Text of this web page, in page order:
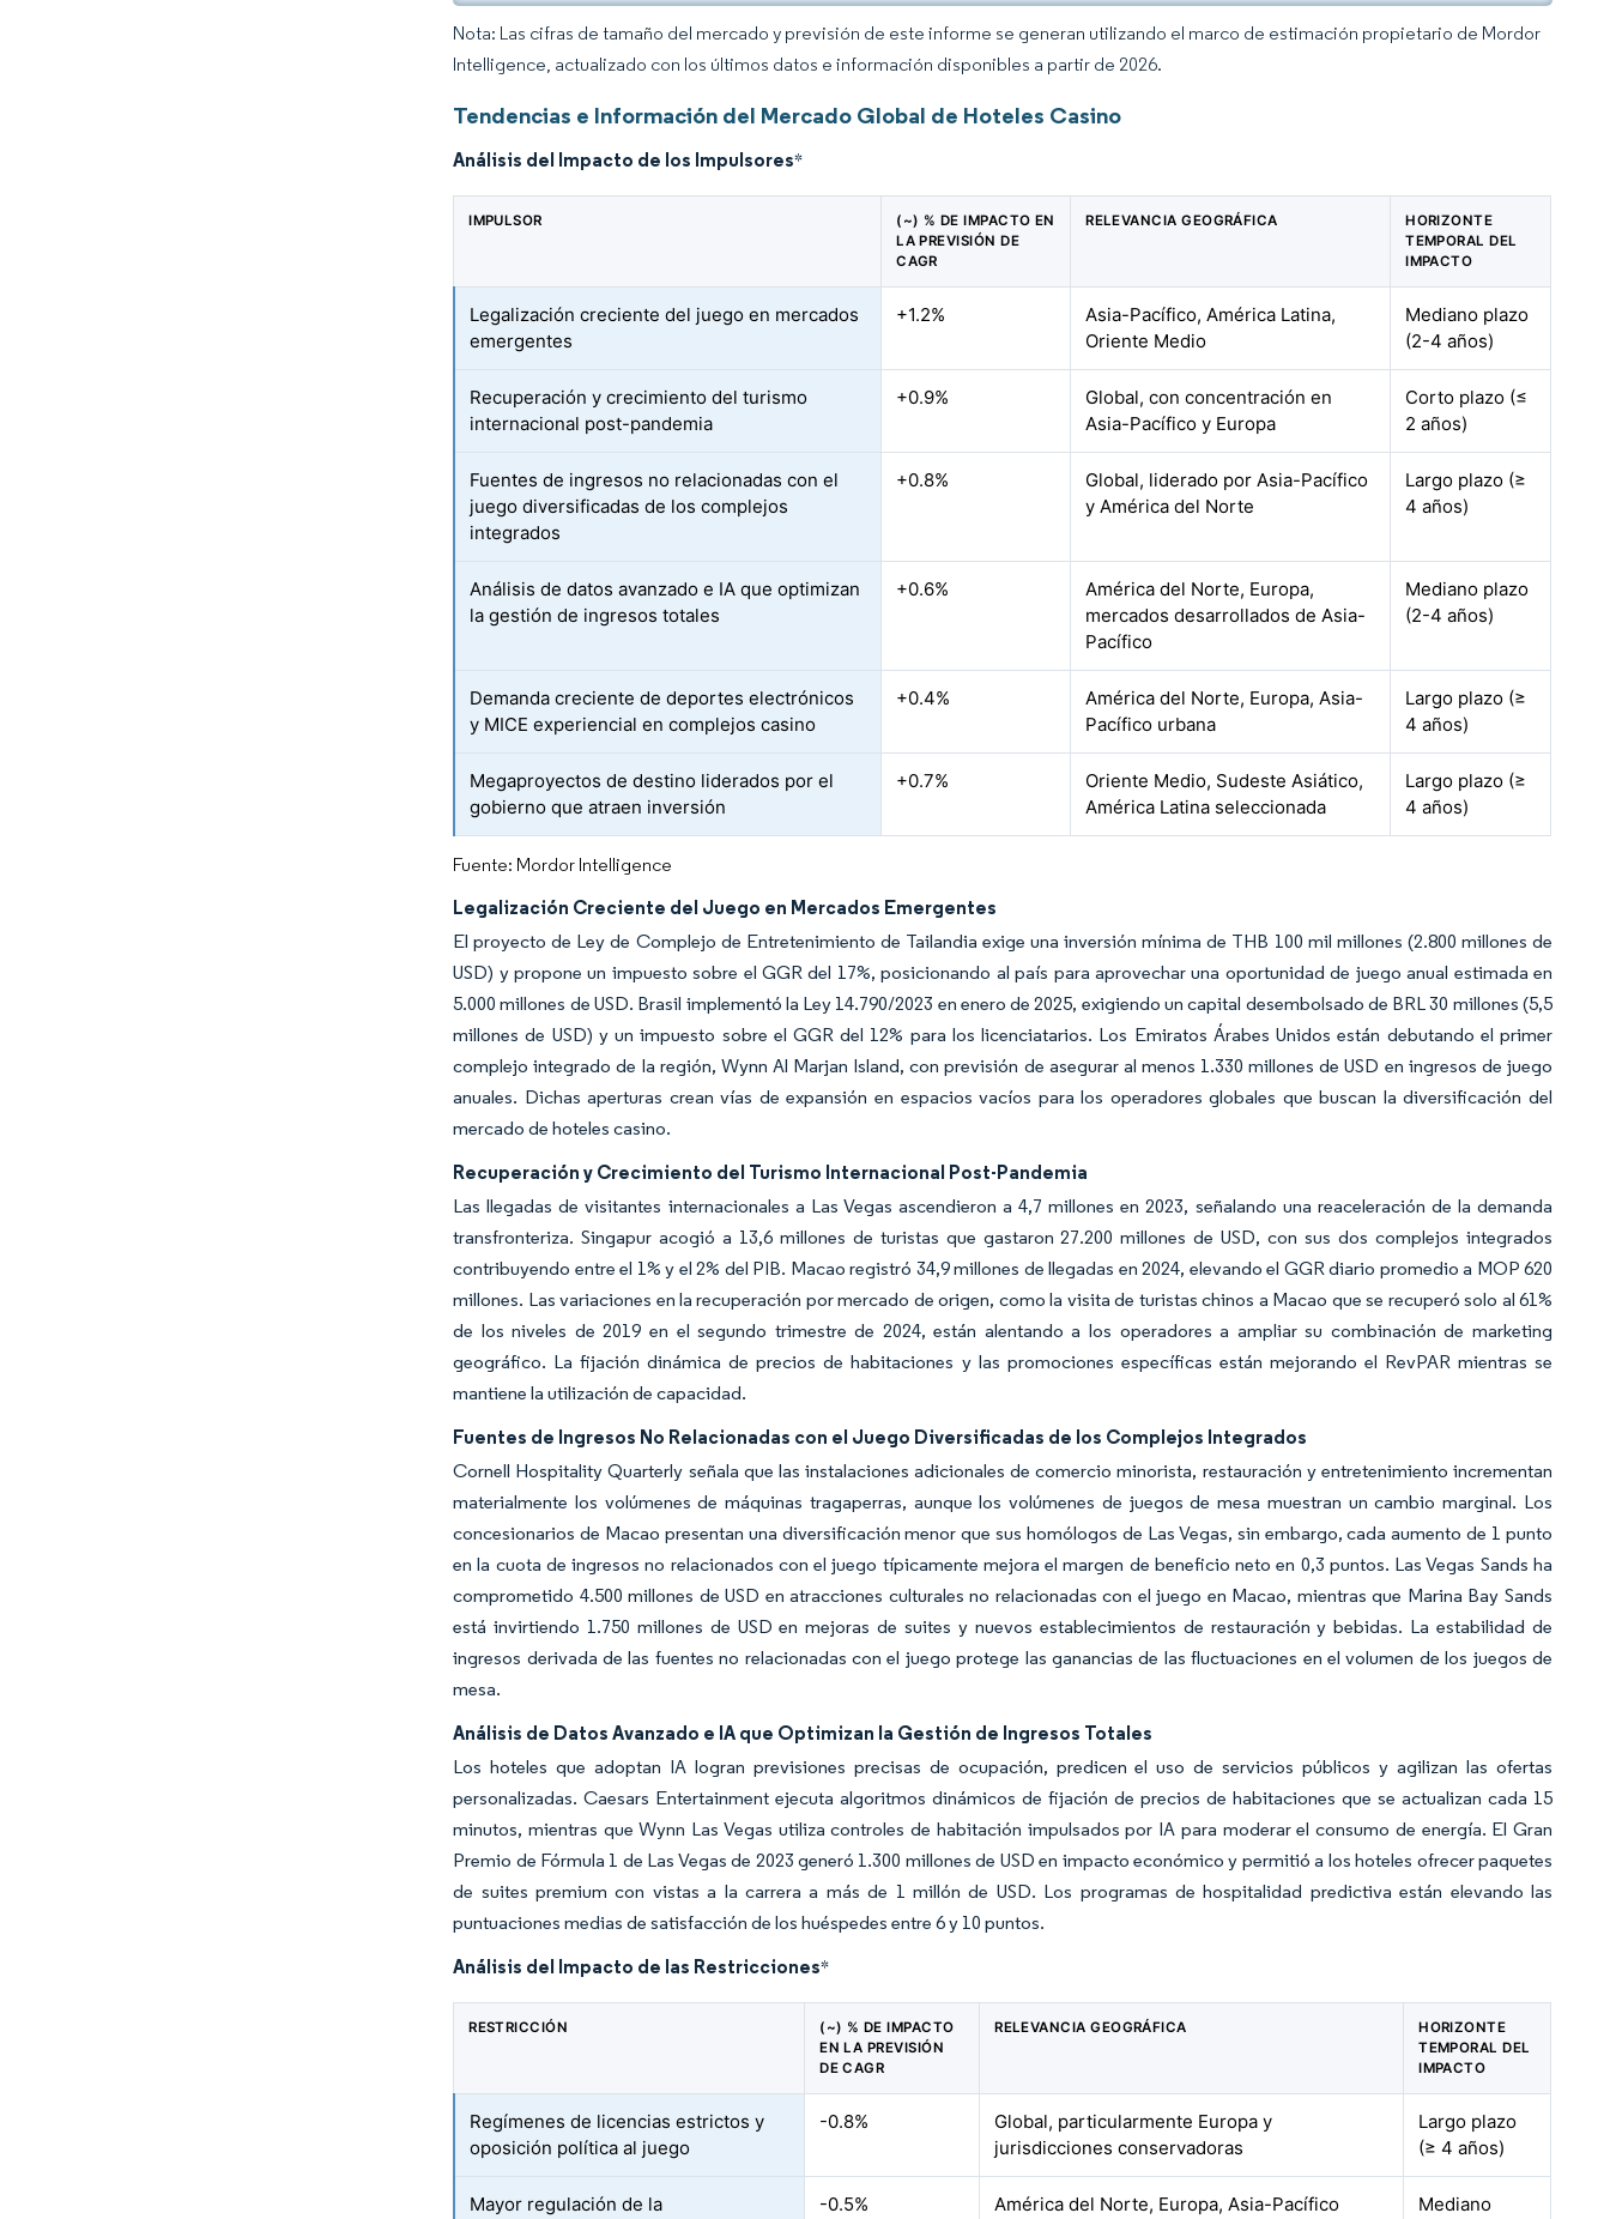
Nota: Las cifras de tamaño del mercado y previsión de este informe se generan utilizando el marco de estimación propietario de Mordor
Intelligence, actualizado con los últimos datos e información disponibles a partir de 2026.
Tendencias e Información del Mercado Global de Hoteles Casino
Análisis del Impacto de los Impulsores*
IMPULSOR
(~) % DE IMPACTO EN
LA PREVISIÓN DE
CAGR
RELEVANCIA GEOGRÁFICA
HORIZONTE
TEMPORAL DEL
IMPACTO
Legalización creciente del juego en mercados
emergentes
+1.2%
Asia-Pacífico, América Latina,
Oriente Medio
Mediano plazo
(2-4 años)
Recuperación y crecimiento del turismo
internacional post-pandemia
+0.9%
Global, con concentración en
Asia-Pacífico y Europa
Corto plazo (≤
2 años)
Fuentes de ingresos no relacionadas con el
juego diversificadas de los complejos
integrados
+0.8%
Global, liderado por Asia-Pacífico
y América del Norte
Largo plazo (≥
4 años)
Análisis de datos avanzado e IA que optimizan
la gestión de ingresos totales
+0.6%
América del Norte, Europa,
mercados desarrollados de Asia-
Pacífico
Mediano plazo
(2-4 años)
Demanda creciente de deportes electrónicos
y MICE experiencial en complejos casino
+0.4%
América del Norte, Europa, Asia-
Pacífico urbana
Largo plazo (≥
4 años)
Megaproyectos de destino liderados por el
gobierno que atraen inversión
+0.7%
Oriente Medio, Sudeste Asiático,
América Latina seleccionada
Largo plazo (≥
4 años)
Fuente: Mordor Intelligence
Legalización Creciente del Juego en Mercados Emergentes
El proyecto de Ley de Complejo de Entretenimiento de Tailandia exige una inversión mínima de THB 100 mil millones (2.800 millones de
USD) y propone un impuesto sobre el GGR del 17%, posicionando al país para aprovechar una oportunidad de juego anual estimada en
5.000 millones de USD. Brasil implementó la Ley 14.790/2023 en enero de 2025, exigiendo un capital desembolsado de BRL 30 millones (5,5
millones de USD) y un impuesto sobre el GGR del 12% para los licenciatarios. Los Emiratos Árabes Unidos están debutando el primer
complejo integrado de la región, Wynn Al Marjan Island, con previsión de asegurar al menos 1.330 millones de USD en ingresos de juego
anuales. Dichas aperturas crean vías de expansión en espacios vacíos para los operadores globales que buscan la diversificación del
mercado de hoteles casino.
Recuperación y Crecimiento del Turismo Internacional Post-Pandemia
Las llegadas de visitantes internacionales a Las Vegas ascendieron a 4,7 millones en 2023, señalando una reaceleración de la demanda
transfronteriza. Singapur acogió a 13,6 millones de turistas que gastaron 27.200 millones de USD, con sus dos complejos integrados
contribuyendo entre el 1% y el 2% del PIB. Macao registró 34,9 millones de llegadas en 2024, elevando el GGR diario promedio a MOP 620
millones. Las variaciones en la recuperación por mercado de origen, como la visita de turistas chinos a Macao que se recuperó solo al 61%
de los niveles de 2019 en el segundo trimestre de 2024, están alentando a los operadores a ampliar su combinación de marketing
geográfico. La fijación dinámica de precios de habitaciones y las promociones específicas están mejorando el RevPAR mientras se
mantiene la utilización de capacidad.
Fuentes de Ingresos No Relacionadas con el Juego Diversificadas de los Complejos Integrados
Cornell Hospitality Quarterly señala que las instalaciones adicionales de comercio minorista, restauración y entretenimiento incrementan
materialmente los volúmenes de máquinas tragaperras, aunque los volúmenes de juegos de mesa muestran un cambio marginal. Los
concesionarios de Macao presentan una diversificación menor que sus homólogos de Las Vegas, sin embargo, cada aumento de 1 punto
en la cuota de ingresos no relacionados con el juego típicamente mejora el margen de beneficio neto en 0,3 puntos. Las Vegas Sands ha
comprometido 4.500 millones de USD en atracciones culturales no relacionadas con el juego en Macao, mientras que Marina Bay Sands
está invirtiendo 1.750 millones de USD en mejoras de suites y nuevos establecimientos de restauración y bebidas. La estabilidad de
ingresos derivada de las fuentes no relacionadas con el juego protege las ganancias de las fluctuaciones en el volumen de los juegos de
mesa.
Análisis de Datos Avanzado e IA que Optimizan la Gestión de Ingresos Totales
Los hoteles que adoptan IA logran previsiones precisas de ocupación, predicen el uso de servicios públicos y agilizan las ofertas
personalizadas. Caesars Entertainment ejecuta algoritmos dinámicos de fijación de precios de habitaciones que se actualizan cada 15
minutos, mientras que Wynn Las Vegas utiliza controles de habitación impulsados por IA para moderar el consumo de energía. El Gran
Premio de Fórmula 1 de Las Vegas de 2023 generó 1.300 millones de USD en impacto económico y permitió a los hoteles ofrecer paquetes
de suites premium con vistas a la carrera a más de 1 millón de USD. Los programas de hospitalidad predictiva están elevando las
puntuaciones medias de satisfacción de los huéspedes entre 6 y 10 puntos.
Análisis del Impacto de las Restricciones*
RESTRICCIÓN
(~) % DE IMPACTO
EN LA PREVISIÓN
DE CAGR
RELEVANCIA GEOGRÁFICA
HORIZONTE
TEMPORAL DEL
IMPACTO
Regímenes de licencias estrictos y
oposición política al juego
-0.8%
Global, particularmente Europa y
jurisdicciones conservadoras
Largo plazo
(≥ 4 años)
Mayor regulación de la -0.5% América del Norte, Europa, Asia-Pacífico Mediano